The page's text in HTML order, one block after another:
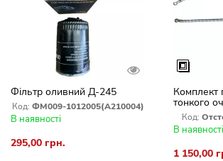
Фільтр оливний Д-245
Код: ФМ009-1012005(А210004)
В наявності
295,00 грн.
Комплект
тонкого
зборі
Код:
В наявності
1 150,00